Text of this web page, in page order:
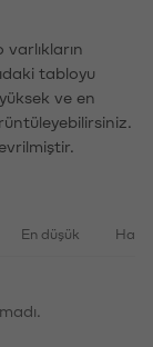
tabloyu
ve en
En düşük